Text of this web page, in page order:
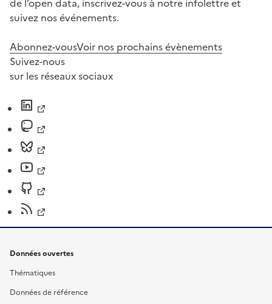
de l’open data, inscrivez-vous à notre infolettre et
suivez nos événements.
Abonnez-vousVoir nos prochains évènements
Suivez-nous
sur les réseaux sociaux
Données ouvertes
Thématiques
Données de référence